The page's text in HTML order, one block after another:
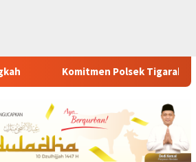
Tegas Peredaran Obat Ilegal, Dua